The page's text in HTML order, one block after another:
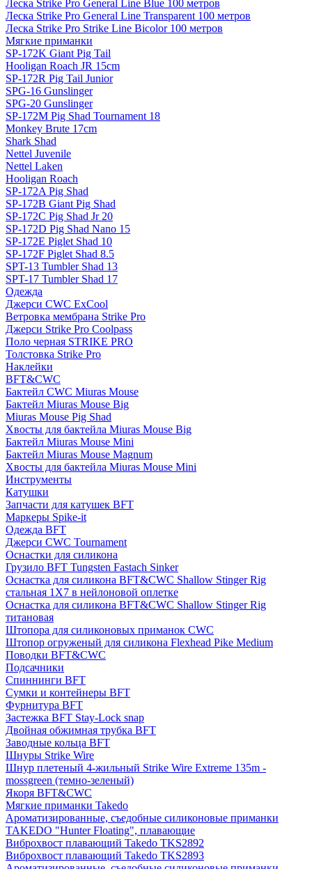
Леска Strike Pro General Line Blue 100 метров
Леска Strike Pro General Line Transparent 100 метров
Леска Strike Pro Strike Line Bicolor 100 метров
Мягкие приманки
SP-172K Giant Pig Tail
Hooligan Roach JR 15cm
SP-172R Pig Tail Junior
SPG-16 Gunslinger
SPG-20 Gunslinger
SP-172M Pig Shad Tournament 18
Monkey Brute 17cm
Shark Shad
Nettel Juvenile
Nettel Laken
Hooligan Roach
SP-172A Pig Shad
SP-172B Giant Pig Shad
SP-172C Pig Shad Jr 20
SP-172D Pig Shad Nano 15
SP-172E Piglet Shad 10
SP-172F Piglet Shad 8.5
SPT-13 Tumbler Shad 13
SPT-17 Tumbler Shad 17
Одежда
Джерси CWC ExCool
Ветровка мембрана Strike Pro
Джерси Strike Pro Coolpass
Поло черная STRIKE PRO
Толстовка Strike Pro
Наклейки
BFT&CWC
Бактейл CWC Miuras Mouse
Бактейл Miuras Mouse Big
Miuras Mouse Pig Shad
Хвосты для бактейла Miuras Mouse Big
Бактейл Miuras Mouse Mini
Бактейл Miuras Mouse Magnum
Хвосты для бактейла Miuras Mouse Mini
Инструменты
Катушки
Запчасти для катушек BFT
Маркеры Spike-it
Одежда BFT
Джерси CWC Tournament
Оснастки для силикона
Грузило BFT Tungsten Fastach Sinker
Оснастка для силикона BFT&CWC Shallow Stinger Rig
стальная 1X7 в нейлоновой оплетке
Оснастка для силикона BFT&CWC Shallow Stinger Rig
титановая
Штопора для силиконовых приманок CWC
Штопор огруженый для силикона Flexhead Pike Medium
Поводки BFT&CWC
Подсачники
Спиннинги BFT
Сумки и контейнеры BFT
Фурнитура BFT
Застежка BFT Stay-Lock snap
Двойная обжимная трубка BFT
Заводные кольца BFT
Шнуры Strike Wire
Шнур плетеный 4-жильный Strike Wire Extreme 135m -
mossgreen (темно-зеленый)
Якоря BFT&CWC
Мягкие приманки Takedo
Ароматизированные, съедобные силиконовые приманки
TAKEDO "Hunter Floating", плавающие
Виброхвост плавающий Takedo TKS2892
Виброхвост плавающий Takedo TKS2893